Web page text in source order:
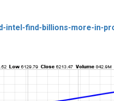
find-billions-more-in-